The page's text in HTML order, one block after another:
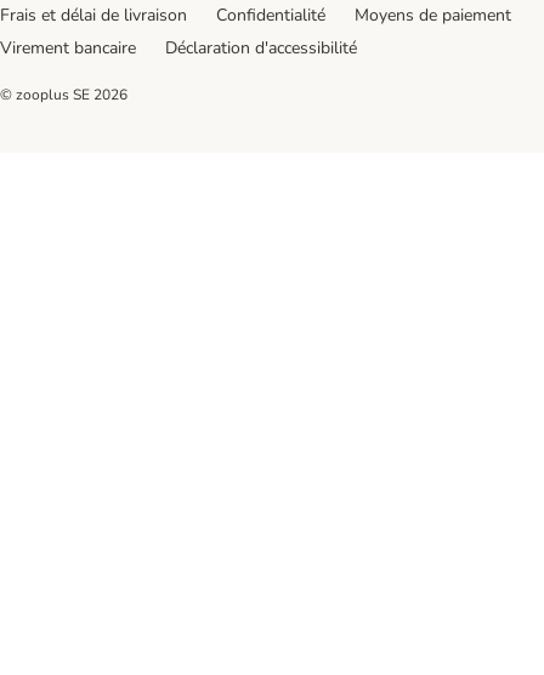
Frais et délai de livraison
Confidentialité
Moyens de paiement
Virement bancaire
Déclaration d'accessibilité
© zooplus SE 2026